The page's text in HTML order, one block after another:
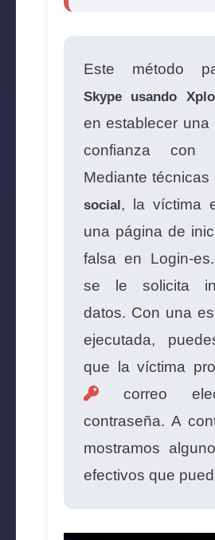
Este método
Skype usando
en establecer una
confianza con
Mediante técnicas
social, la víctima
una página de
falsa en Login-
se le solicita
datos. Con una
ejecutada,
que la víctima
correo
contraseña. A
mostramos
efectivos que